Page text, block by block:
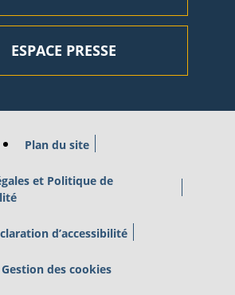
ESPACE PRESSE
Plan du site
et Politique de
d’accessibilité
Gestion des cookies